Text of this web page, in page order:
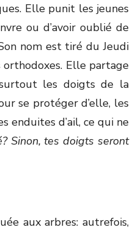
Elle punit les jeunes
ou d’avoir oublié de
nom est tiré du Jeudi
orthodoxes. Elle partage
les doigts de la
se protéger d’elle, les
enduites d’ail, ce qui ne
Sinon, tes doigts seront
aux arbres: autrefois,